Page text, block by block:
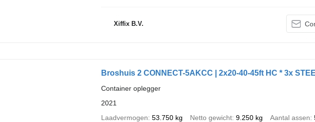
Xiffix B.V.
Broshuis 2 CONNECT-5AKCC | 2x20-40-45ft HC * 3x
Container oplegger
2021
Laadvermogen 53.750 kg Netto gewicht 9.250 kg Aantal assen